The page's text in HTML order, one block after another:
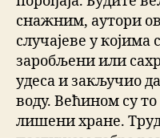
снажним, аутори
случајеве у
заробљени или
удеса и закључио
воду. Већином су
лишени хране.